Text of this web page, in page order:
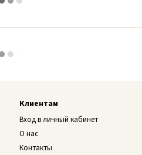
Клиентам
Вход в личный кабинет
О нас
Контакты